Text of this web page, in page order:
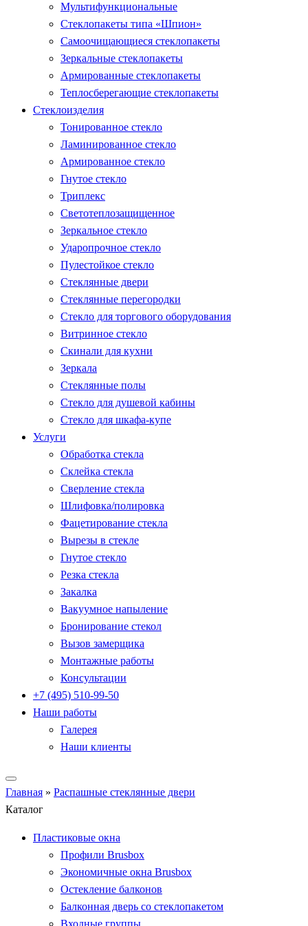
Мультифункциональные
Стеклопакеты типа «Шпион»
Самоочищающиеся стеклопакеты
Зеркальные стеклопакеты
Армированные стеклопакеты
Теплосберегающие стеклопакеты
Стеклоизделия
Тонированное стекло
Ламинированное стекло
Армированное стекло
Гнутое стекло
Триплекс
Светотеплозащищенное
Зеркальное стекло
Ударопрочное стекло
Пулестойкое стекло
Стеклянные двери
Стеклянные перегородки
Стекло для торгового оборудования
Витринное стекло
Скинали для кухни
Зеркала
Стеклянные полы
Стекло для душевой кабины
Стекло для шкафа-купе
Услуги
Обработка стекла
Склейка стекла
Сверление стекла
Шлифовка/полировка
Фацетирование стекла
Вырезы в стекле
Гнутое стекло
Резка стекла
Закалка
Вакуумное напыление
Бронирование стекол
Вызов замерщика
Монтажные работы
Консультации
+7 (495) 510-99-50
Наши работы
Галерея
Наши клиенты
Главная » Распашные стеклянные двери
Каталог
Пластиковые окна
Профили Brusbox
Экономичные окна Brusbox
Остекление балконов
Балконная дверь со стеклопакетом
Входные группы